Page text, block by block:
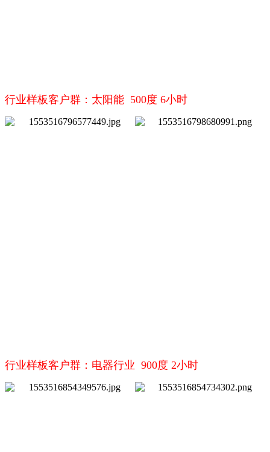
行业样板客户群：太阳能 500度 6小时
行业样板客户群：电器行业 900度 2小时